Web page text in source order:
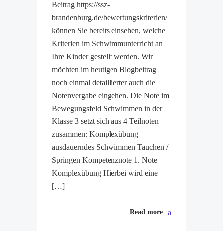
Beitrag https://ssz-
brandenburg.de/bewertungskriterien/
können Sie bereits einsehen, welche
Kriterien im Schwimmunterricht an
Ihre Kinder gestellt werden. Wir
möchten im heutigen Blogbeitrag
noch einmal detaillierter auch die
Notenvergabe eingehen. Die Note im
Bewegungsfeld Schwimmen in der
Klasse 3 setzt sich aus 4 Teilnoten
zusammen: Komplexübung
ausdauerndes Schwimmen Tauchen /
Springen Kompetenznote 1. Note
Komplexübung Hierbei wird eine
[…]
Read more